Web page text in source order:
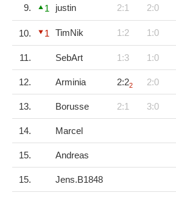
9. 1 justin 2:1 2:0
10. 1 TimNik 1:2 1:0
11. SebArt 1:3 1:0
12. Arminia 2:22 2:0
13. Borusse 2:1 3:0
14. Marcel
15. Andreas
15. Jens.B1848